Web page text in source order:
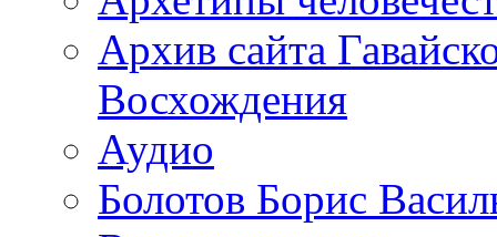
Архив сайта
Восхождения
Аудио
Болотов Борис